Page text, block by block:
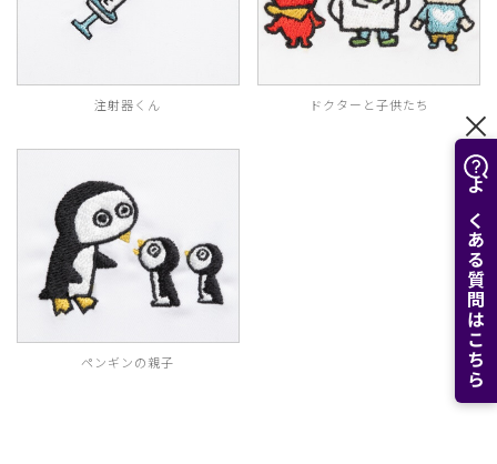
よくある質問はこちら
注射器くん ドクターと子供たち
ペンギンの親子